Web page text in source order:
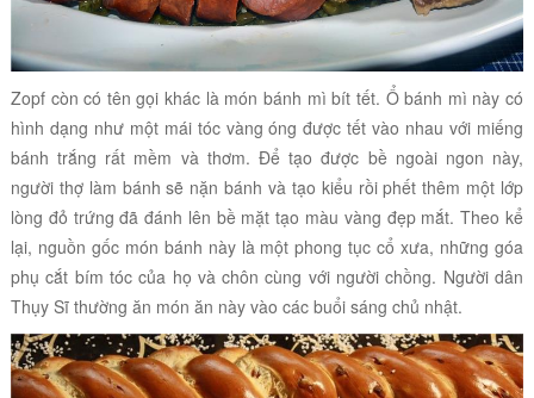
Zopf còn có tên gọi khác là món bánh mì bít tết. Ổ bánh mì này có
hình dạng như một mái tóc vàng óng được tết vào nhau với miếng
bánh trắng rất mềm và thơm. Để tạo được bề ngoài ngon này,
người thợ làm bánh sẽ nặn bánh và tạo kiểu rồi phết thêm một lớp
lòng đỏ trứng đã đánh lên bề mặt tạo màu vàng đẹp mắt. Theo kể
lại, nguồn gốc món bánh này là một phong tục cổ xưa, những góa
phụ cắt bím tóc của họ và chôn cùng với người chồng. Người dân
Thụy Sĩ thường ăn món ăn này vào các buổi sáng chủ nhật.